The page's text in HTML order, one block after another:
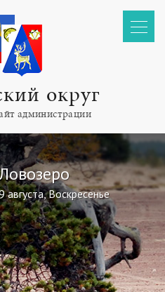
округ
администрации
августа, Воскресенье